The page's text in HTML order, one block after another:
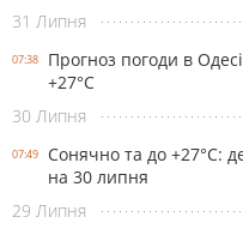
31 Липня
07:38
Прогноз погоди в
+27°С
30 Липня
07:49
Сонячно та до +27°С:
на 30 липня
29 Липня